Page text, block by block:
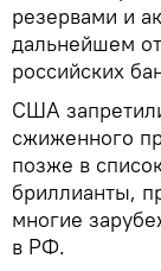
резервами и
дальнейшем
российских
США
сжиженного
позже в
бриллианты,
многие
в РФ.